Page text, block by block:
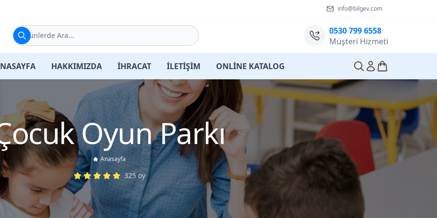
info@bilgev.com
Ürünlerde Ara...
0530 799 6558
Müşteri Hizmeti
HAKKIMIZDA İHRACAT İLETİŞİM ONLİNE KATALOG
Oyun Parkı
Anasayfa
325 oy